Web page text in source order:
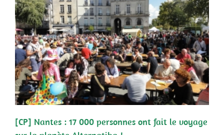
[CP] Nantes : 17 000 personnes ont fait le voyage